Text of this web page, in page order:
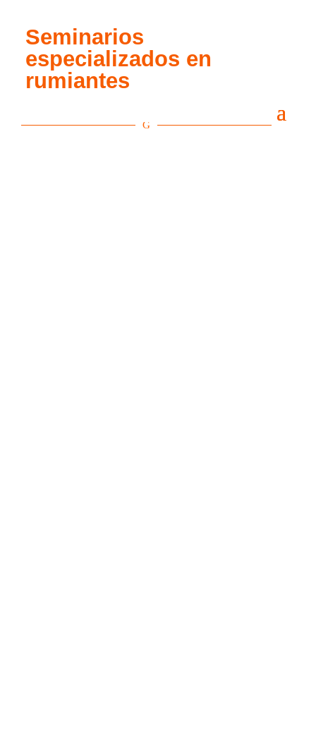
Seminarios
especializados en
rumiantes
G